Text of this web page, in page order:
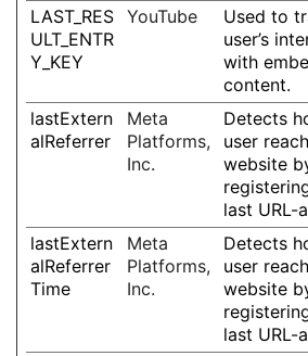
LAST_RES
ULT_ENTR
Y_KEY
YouTube
Used to
user’s
with
content.
lastExtern
alReferrer
Meta
Platforms,
Inc.
Detects
user
website
last URL-
lastExtern
alReferrer
Time
Meta
Platforms,
Inc.
Detects
user
website
last URL-